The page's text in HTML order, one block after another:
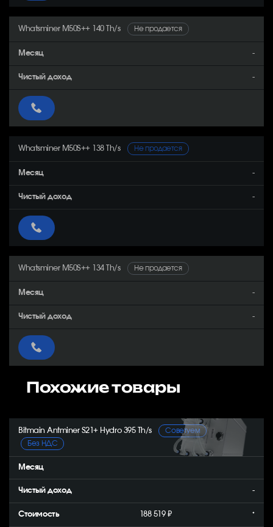
Whatsminer M50S++ 140 Th/s Не продается
-
-
Whatsminer M50S++ 138 Th/s Не продается
-
-
Whatsminer M50S++ 134 Th/s Не продается
-
-
Похожие товары
Bitmain Antminer S21+ Hydro 395 Th/s
Советуем
Без НДС
-
188 519 ₽ *